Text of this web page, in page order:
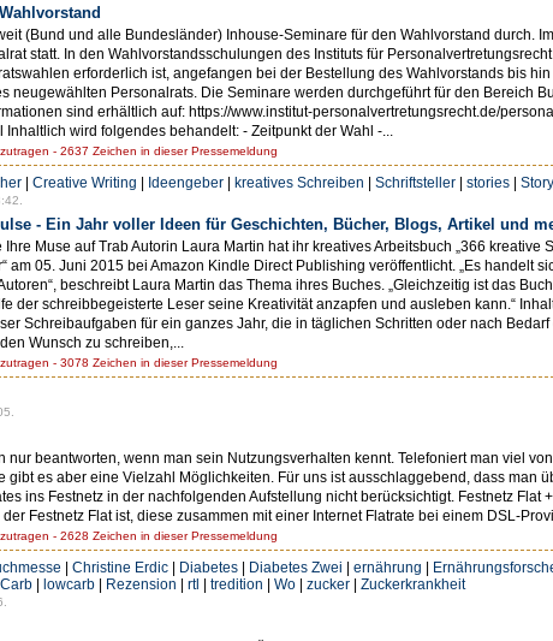
(Bund und alle Bundesländer) Inhouse-Seminare für den Wahlvorstand durch.
statt. In den Wahlvorstandsschulungen des Instituts für
erforderlich ist, angefangen bei der Bestellung des Wahlvorstands bis
Personalrats. Die Seminare werden durchgeführt für den Bereich
sind erhältlich auf: https://www.institut-personalvertretungsrecht.de/
wird folgendes behandelt: - Zeitpunkt der Wahl -...
- 2637 Zeichen in dieser Pressemeldung
| Creative Writing | Ideengeber | kreatives Schreiben | Schriftsteller | stories | Story
- Ein Jahr voller Ideen für Geschichten, Bücher, Blogs, Artikel und
Muse auf Trab Autorin Laura Martin hat ihr kreatives Arbeitsbuch „366 kreative
am 05. Juni 2015 bei Amazon Kindle Direct Publishing veröffentlicht. „Es handelt
beschreibt Laura Martin das Thema ihres Buches. „Gleichzeitig ist das
der schreibbegeisterte Leser seine Kreativität anzapfen und ausleben kann.“
Schreibaufgaben für ein ganzes Jahr, die in täglichen Schritten oder nach
Wunsch zu schreiben,...
- 3078 Zeichen in dieser Pressemeldung
nur beantworten, wenn man sein Nutzungsverhalten kennt. Telefoniert man viel
gibt es aber eine Vielzahl Möglichkeiten. Für uns ist ausschlaggebend, dass man
ins Festnetz in der nachfolgenden Aufstellung nicht berücksichtigt. Festnetz Flat
Festnetz Flat ist, diese zusammen mit einer Internet Flatrate bei einem DSL-
- 2628 Zeichen in dieser Pressemeldung
| Christine Erdic | Diabetes | Diabetes Zwei | ernährung |
| lowcarb | Rezension | rtl | tredition | Wo | zucker | Zuckerkrankheit